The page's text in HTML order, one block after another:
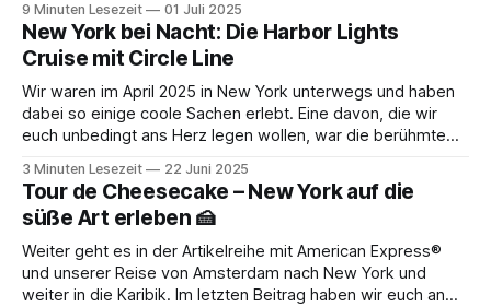
diesem Artikel geht es endlich los mit unserer lang
ersehnten Karibikkreuzfahrt mit der MSC
9 Minuten Lesezeit 01 Juli 2025
New York bei Nacht: Die Harbor Lights
Cruise mit Circle Line
Wir waren im April 2025 in New York unterwegs und haben
dabei so einige coole Sachen erlebt. Eine davon, die wir
euch unbedingt ans Herz legen wollen, war die berühmte
ja, wir hatten uns für unseren Trip einen GoCity
3 Minuten Lesezeit 22 Juni 2025
Tour de Cheesecake – New York auf die
süße Art erleben 🍰
Weiter geht es in der Artikelreihe mit American Express®
und unserer Reise von Amsterdam nach New York und
weiter in die Karibik. Im letzten Beitrag haben wir euch an